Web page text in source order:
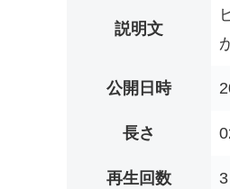
説明文
公開日時
長さ
再生回数 3